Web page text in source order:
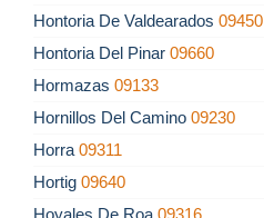
Hontoria De Valdearados 09450
Hontoria Del Pinar 09660
Hormazas 09133
Hornillos Del Camino 09230
Horra 09311
Hortig 09640